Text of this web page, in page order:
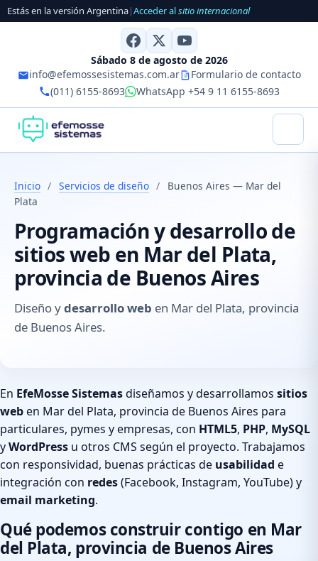
Estás en la versión Argentina|Acceder alsitio internacional
Sábado 8 de agosto de 2026
info@efemossesistemas.com.ar
Formulario de contacto
(011) 6155-8693
WhatsApp +54 9 11 6155-8693
Inicio / Servicios de diseño /
Buenos Aires — Mar del
Plata
Programación y desarrollo de
sitios web en Mar del Plata,
provincia de Buenos Aires
Diseño ydesarrollo web en Mar del Plata, provincia
de Buenos Aires.
En EfeMosse Sistemasdiseñamos y desarrollamos sitios
weben Mar del Plata, provincia de Buenos Aires para
particulares, pymes y empresas, con HTML5, PHP, MySQL
yWordPress u otros CMS según el proyecto. Trabajamos
con responsividad, buenas prácticas de usabilidad e
integración con redes(Facebook, Instagram, YouTube) y
email marketing.
Qué podemos construir contigo en Mar
del Plata, provincia de Buenos Aires